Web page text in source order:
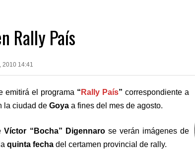
Rally País
2010 14:41
emitirá el programa “ Rally País” correspondiente a
la ciudad de Goya a fines del mes de agosto.
Víctor “Bocha” Digennarose verán imágenes de
quinta fecha del certamen provincial de rally.